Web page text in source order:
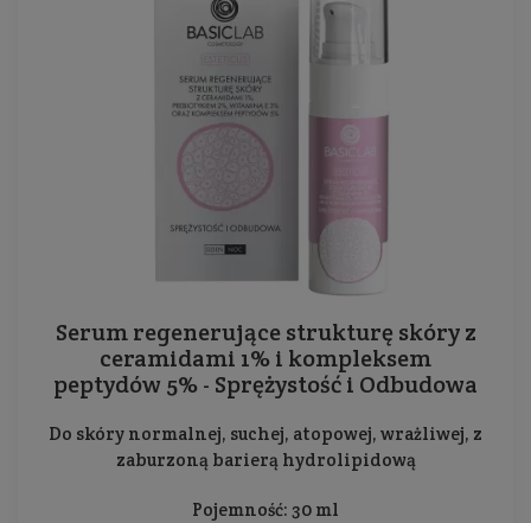
Serum regenerujące strukturę skóry z
ceramidami 1% i kompleksem
peptydów 5% - Sprężystość i Odbudowa
Do skóry normalnej, suchej, atopowej, wrażliwej, z
zaburzoną barierą hydrolipidową
Pojemność: 30 ml